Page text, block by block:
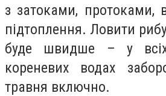
з затоками, протоками,
підтоплення. Ловити
буде швидше – у
кореневих водах
травня включно.